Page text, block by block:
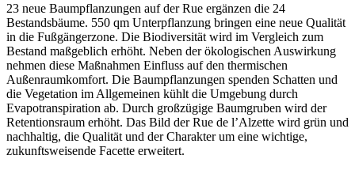
23 neue Baumpflanzungen auf der Rue ergänzen die 24
Bestandsbäume. 550 qm Unterpflanzung bringen eine neue Qualität
in die Fußgängerzone. Die Biodiversität wird im Vergleich zum
Bestand maßgeblich erhöht. Neben der ökologischen Auswirkung
nehmen diese Maßnahmen Einfluss auf den thermischen
Außenraumkomfort. Die Baumpflanzungen spenden Schatten und
die Vegetation im Allgemeinen kühlt die Umgebung durch
Evapotranspiration ab. Durch großzügige Baumgruben wird der
Retentionsraum erhöht. Das Bild der Rue de l’Alzette wird grün und
nachhaltig, die Qualität und der Charakter um eine wichtige,
zukunftsweisende Facette erweitert.